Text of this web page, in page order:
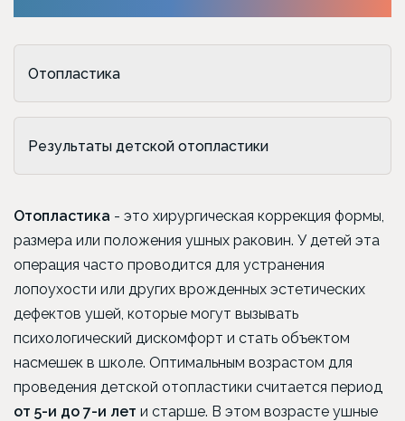
Отопластика
Результаты детской отопластики
Отопластика - это хирургическая коррекция формы,
размера или положения ушных раковин. У детей эта
операция часто проводится для устранения
лопоухости или других врожденных эстетических
дефектов ушей, которые могут вызывать
психологический дискомфорт и стать объектом
насмешек в школе. Оптимальным возрастом для
проведения детской отопластики считается период
от 5-и до 7-и лет и старше. В этом возрасте ушные